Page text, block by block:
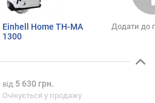
Einhell Home TH-MA
1300
Додати до
від 5 630 грн.
Очікується у продажу